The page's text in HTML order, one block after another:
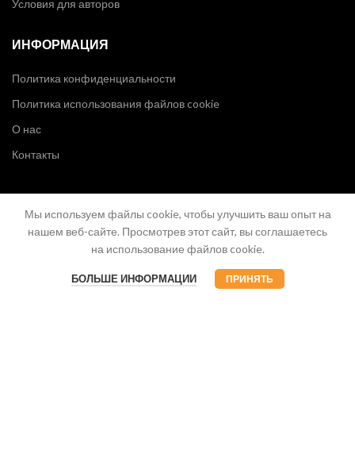
Условия для авторов
ИНФОРМАЦИЯ
Политика конфиденциальности
Политика использования файлов cookie
О нас
Контакты
Мы используем файлы cookie, чтобы улучшить ваш опыт на
нашем веб-сайте. Просмотрев этот сайт, вы соглашаетесь
на использование файлов cookie.
БОЛЬШЕ ИНФОРМАЦИИ ПРИНЯТЬ